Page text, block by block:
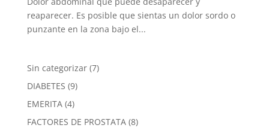
reaparecer. Es posible que sientas un dolor sordo o
punzante en la zona bajo el...
Sin categorizar 77
DIABETES 99
EMERITA 44
products
FACTORES DE PROSTATA 88